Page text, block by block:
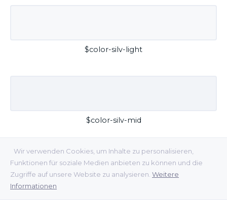
Wir verwenden Cookies, um Inhalte zu personalisieren,
Funktionen für soziale Medien anbieten zu können und die
Zugriffe auf unsere Website zu analysieren. Weitere
Informationen
$color-silv-light
$color-silv-mid